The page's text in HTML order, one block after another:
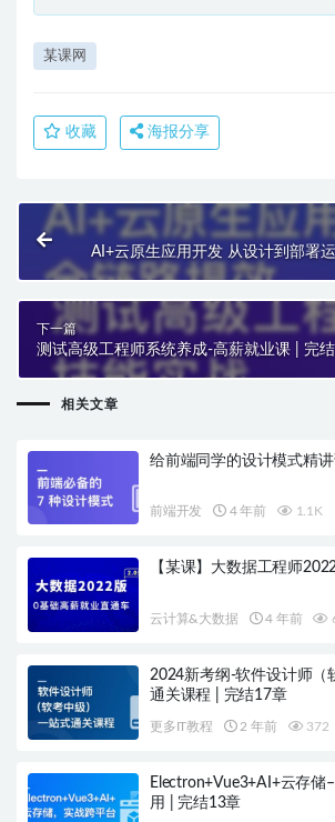
某课网
收藏 海报分享
AI+云原生应用开发 从设计到部署
下一篇
测试高级工程师系统养成-高薪就业课 | 完
相关文章
给前端同学的设计模式精
前端开发 4 年前 1.1K
【某课】大数据工程师
云计算&大数据 4 年前
2024新考纲-软件设计师（
通关课程 | 完结17章
更多IT教程 2 年前 372
Electron+Vue3+AI+云存储
用 | 完结13章